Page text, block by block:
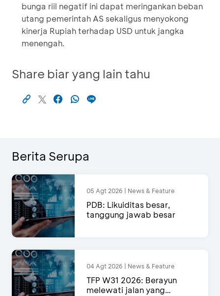
bunga riil negatif ini dapat meringankan beban
utang pemerintah AS sekaligus menyokong
kinerja Rupiah terhadap USD untuk jangka
menengah.
Share biar yang lain tahu
Berita Serupa
05 Agt 2026 | News & Feature
PDB: Likuiditas besar,
tanggung jawab besar
04 Agt 2026 | News & Feature
TFP W31 2026: Berayun
melewati jalan yang